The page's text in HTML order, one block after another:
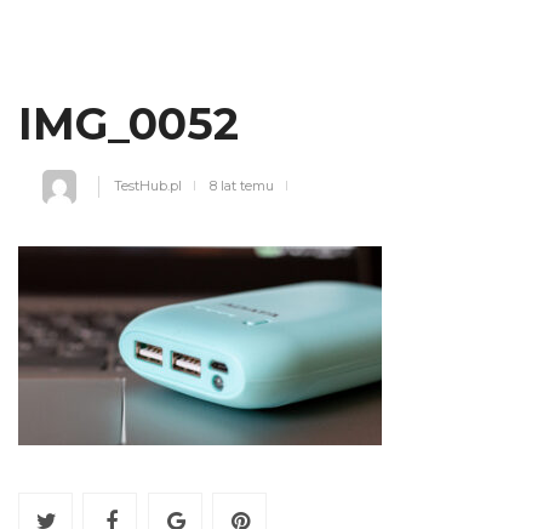
IMG_0052
TestHub.pl 8 lat temu